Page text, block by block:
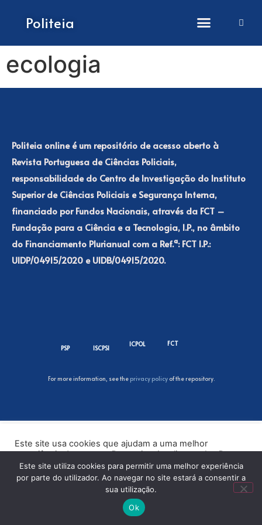
Politeia
ecologia
Politeia online é um repositório de acesso aberto à
Revista Portuguesa de Ciências Policiais,
responsabilidade do Centro de Investigação do Instituto
Superior de Ciências Policiais e Segurança Interna,
financiado por Fundos Nacionais, através da FCT –
Fundação para a Ciência e a Tecnologia, I.P., no âmbito
do Financiamento Plurianual com a Ref.ª: FCT I.P.:
UIDP/04915/2020 e UIDB/04915/2020.
PSP ISCPSI
ICPOL FCT
For more information, see the privacy policyof the repository.
Este site usa cookies que ajudam a uma melhor
experiência de navegação no site. Ao clicar no botão
“Aceitar” ou continuar a visualizar o nosso site, você
concorda com o uso de cookies no nosso site.
Este site utiliza cookies para permitir uma melhor experiência
por parte do utilizador. Ao navegar no site estará a consentir a
sua utilização.
Ok